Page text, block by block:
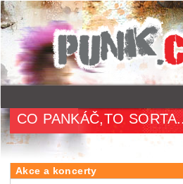
CO PANKÁČ,TO
Akce a koncerty